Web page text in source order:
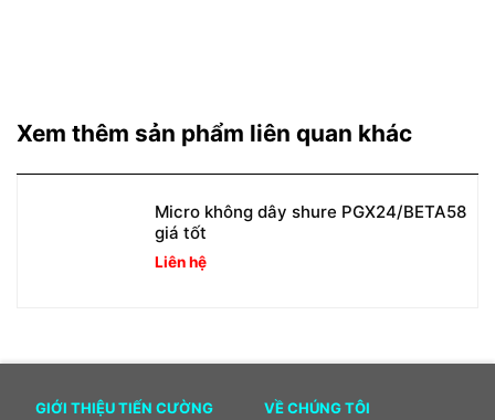
Xem thêm sản phẩm liên quan khác
Micro không dây shure PGX24/BETA58
giá tốt
Liên hệ
GIỚI THIỆU TIẾN CƯỜNG
VỀ CHÚNG TÔI